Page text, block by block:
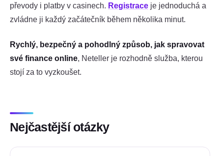
převody i platby v casinech. Registrace je jednoduchá a
zvládne ji každý začátečník během několika minut.
Rychlý, bezpečný a pohodlný způsob, jak spravovat
své finance online, Neteller je rozhodně služba, kterou
stojí za to vyzkoušet.
Nejčastější otázky